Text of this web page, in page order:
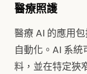
醫療照護
醫療 AI 的應用
自動化。AI 系
料，並在特定狹